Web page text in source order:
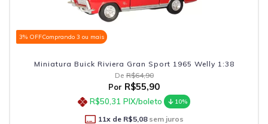
3% OFFComprando 3 ou mais
Miniatura Buick Riviera Gran Sport 1965 Welly 1:38
De R$64,90
Por R$55,90
R$50,31 PIX/boleto 10%
11x de R$5,08sem juros